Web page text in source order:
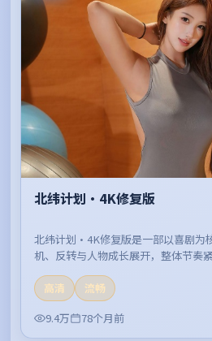
北纬计划·4K修复版
北纬计划·4K修复版是一部以喜剧为
机、反转与人物成长展开，整体节奏
高清
流畅
9.4万
78个月前